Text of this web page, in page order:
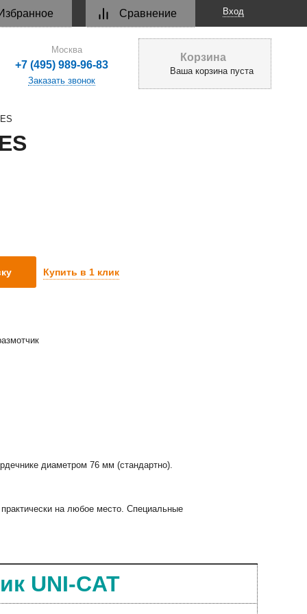
Вход
Сравнение
Корзина
Ваша корзина пуста
Москва
+7 (495) 989-96-83
Заказать звонок
Купить в 1 клик
диаметром 76 мм (стандартно).
практически на любое место. Специальные
UNI-CAT